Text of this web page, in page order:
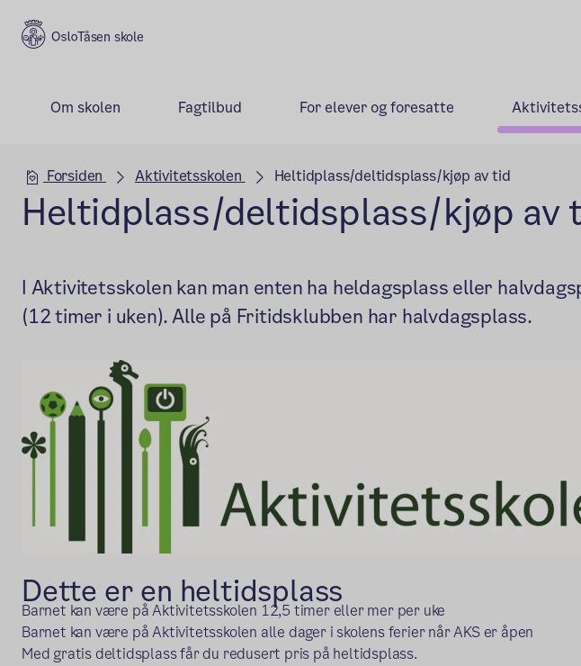
Tåsen skole
Om skolen Fagtilbud For elever og foresatte
Hovedseksjon
Forsiden Aktivitetsskolen Heltidplass/deltidsplass/kjøp av tid
Heltidplass/deltidsplass/kjøp av
I Aktivitetsskolen kan man enten ha heldagsplass eller
(12 timer i uken). Alle på Fritidsklubben har halvdagsplass.
Dette er en heltidsplass
Barnet kan være på Aktivitetsskolen 12,5 timer eller mer per uke
Barnet kan være på Aktivitetsskolen alle dager i skolens ferier når AKS er åpen
Med gratis deltidsplass får du redusert pris på heltidsplass.